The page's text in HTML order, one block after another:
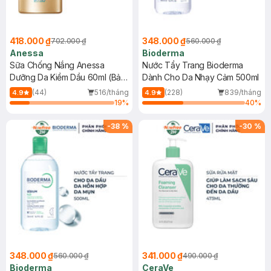
418.000 ₫702.000 ₫
Anessa
Sữa Chống Nắng Anessa
Dưỡng Da Kiềm Dầu 60ml (Bản
Mới)
4.9 (44)
516/tháng
19%
348.000 ₫560.000 ₫
Bioderma
Nước Tẩy Trang Bioderma
Dành Cho Da Nhạy Cảm 500ml
4.9 (228)
839/tháng
40%
-38 %
348.000 ₫560.000 ₫
Bioderma
-30 %
341.000 ₫490.000 ₫
CeraVe